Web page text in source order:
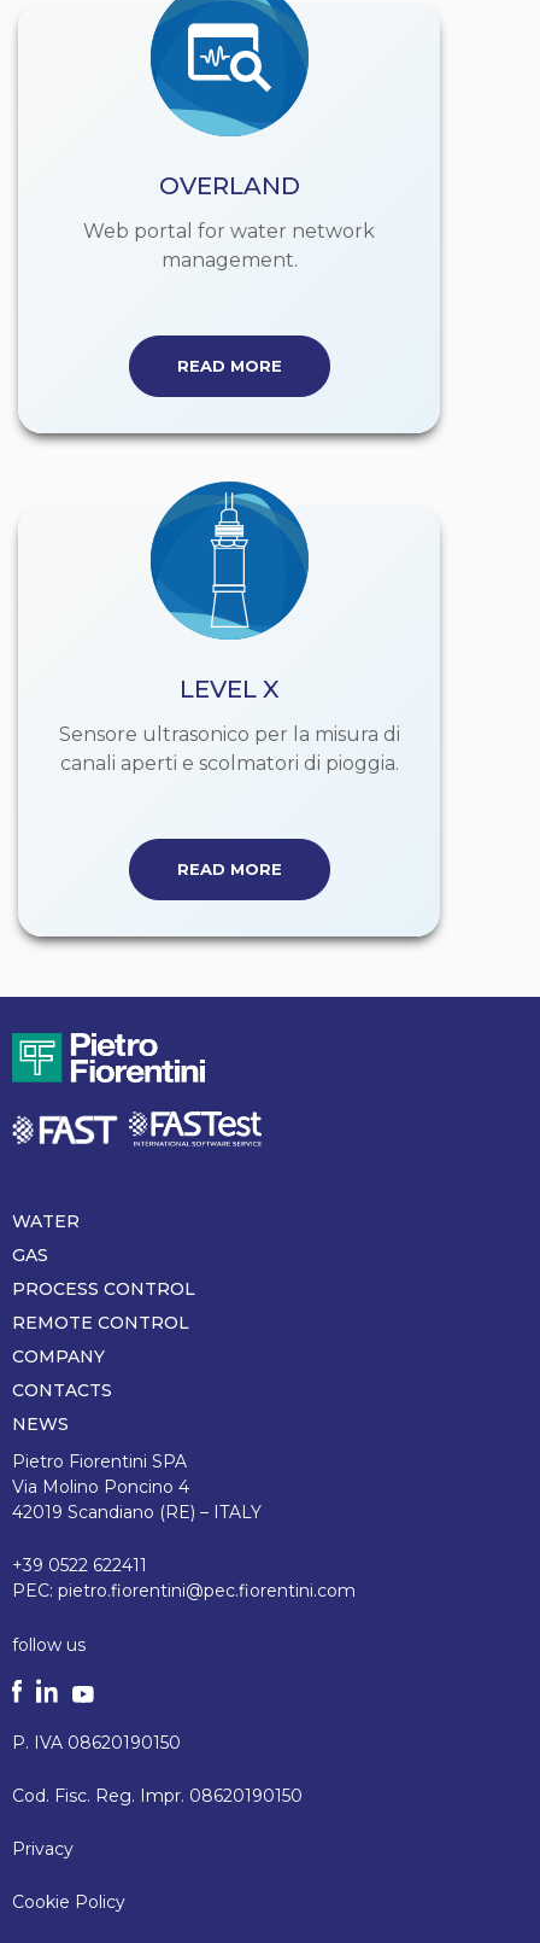
OVERLAND
Web portal for water network
management.
READ MORE
LEVEL X
Sensore ultrasonico per la misura di
canali aperti e scolmatori di pioggia.
READ MORE
Piè
di
pagina
WATER
GAS
PROCESS CONTROL
REMOTE CONTROL
COMPANY
CONTACTS
NEWS
Pietro Fiorentini SPA
Via Molino Poncino 4
42019 Scandiano (RE) – ITALY
+39 0522 622411
PEC: pietro.fiorentini@pec.fiorentini.com
follow us
P. IVA 08620190150
Cod. Fisc. Reg. Impr. 08620190150
Privacy
Cookie Policy